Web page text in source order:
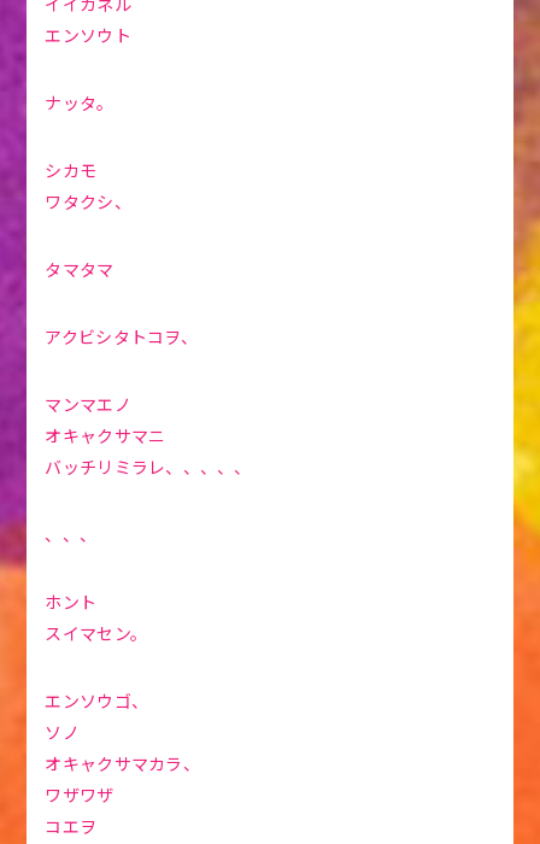
エンソウト
ナッタ。
シカモ
ワタクシ、
タマタマ
アクビシタトコヲ、
マンマエノ
オキャクサマニ
バッチリミラレ、、、、、
、、、
ホント
スイマセン。
エンソウゴ、
ソノ
オキャクサマカラ、
ワザワザ
コエヲ